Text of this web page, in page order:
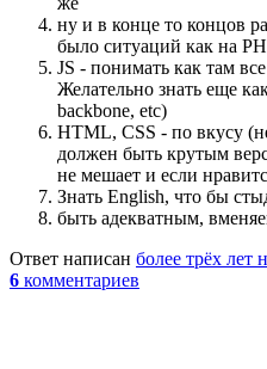
ну и в конце то концов
было ситуаций как на
JS - понимать как там
Желательно знать еще
backbone, etc)
HTML, CSS - по вкусу
должен быть крутым
не мешает и если
Знать English, что бы
быть адекватным,
Ответ написан более трёх лет
6 комментариев